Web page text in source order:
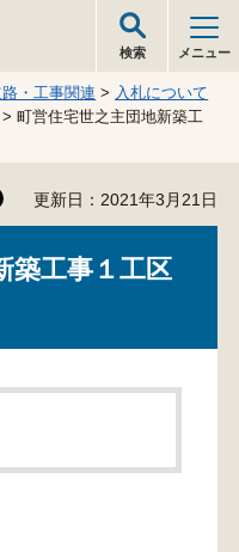
検索 メニュー
・工事関連 > 入札について
町営住宅世之主団地新築工
更新日：2021年3月21日
築工事１工区